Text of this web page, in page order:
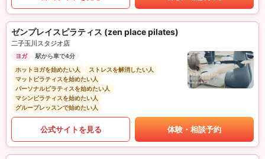
ゼンプレイスピラティス (zen place pilates)
二子玉川スタジオ店
ヨガ
駅から車で4分
ホットヨガを始めたい人
ストレスを解消したい人
マットピラティスを始めたい人
パーソナルピラティスを始めたい人
マシンピラティスを始めたい人
グループレッスンで始めたい人
公式サイトを見る 体験・相談予約